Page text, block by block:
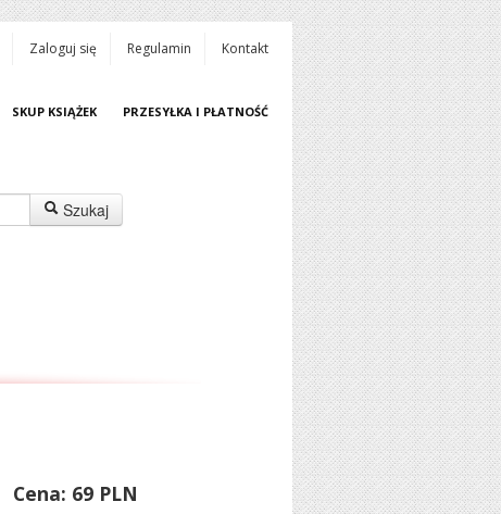
Zaloguj się Regulamin Kontakt
SKUP KSIĄŻEK PRZESYŁKA I PŁATNOŚĆ
Szukaj
Cena: 69 PLN